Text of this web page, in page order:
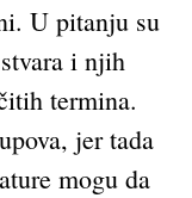
U pitanju su
i njih
termina.
jer tada
mogu da